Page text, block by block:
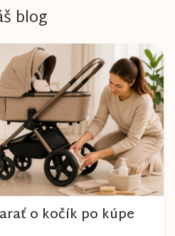
blog
o kočík po kúpe